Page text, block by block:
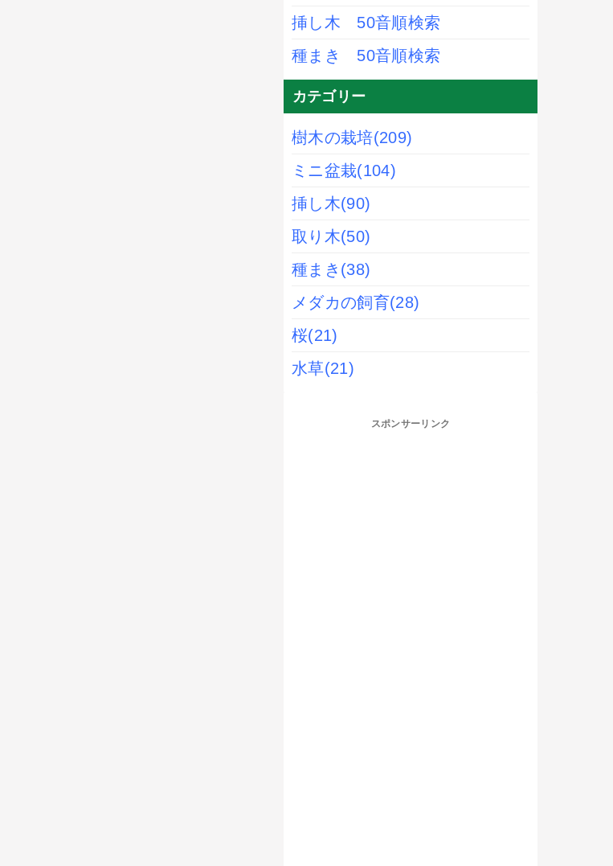
挿し木 50音順検索
種まき 50音順検索
カテゴリー
樹木の栽培(209)
ミニ盆栽(104)
挿し木(90)
取り木(50)
種まき (38)
メダカの飼育(28)
桜(21)
水草(21)
スポンサーリンク